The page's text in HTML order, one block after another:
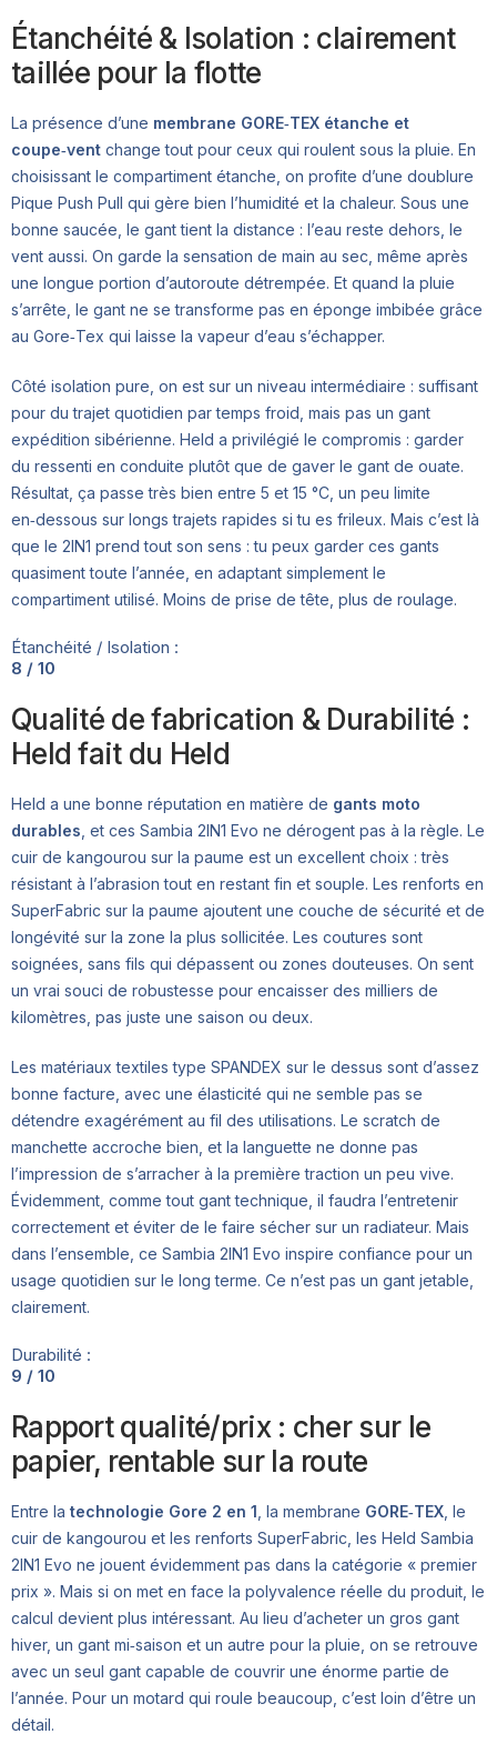
Étanchéité & Isolation : clairement
taillée pour la flotte
La présence d’une membrane GORE‑TEX étanche et
coupe‑vent change tout pour ceux qui roulent sous la pluie. En
choisissant le compartiment étanche, on profite d’une doublure
Pique Push Pull qui gère bien l’humidité et la chaleur. Sous une
bonne saucée, le gant tient la distance : l’eau reste dehors, le
vent aussi. On garde la sensation de main au sec, même après
une longue portion d’autoroute détrempée. Et quand la pluie
s’arrête, le gant ne se transforme pas en éponge imbibée grâce
au Gore‑Tex qui laisse la vapeur d’eau s’échapper.
Côté isolation pure, on est sur un niveau intermédiaire : suffisant
pour du trajet quotidien par temps froid, mais pas un gant
expédition sibérienne. Held a privilégié le compromis : garder
du ressenti en conduite plutôt que de gaver le gant de ouate.
Résultat, ça passe très bien entre 5 et 15 °C, un peu limite
en‑dessous sur longs trajets rapides si tu es frileux. Mais c’est là
que le 2IN1 prend tout son sens : tu peux garder ces gants
quasiment toute l’année, en adaptant simplement le
compartiment utilisé. Moins de prise de tête, plus de roulage.
Étanchéité / Isolation :
8 / 10
Qualité de fabrication & Durabilité :
Held fait du Held
Held a une bonne réputation en matière de gants moto
durables , et ces Sambia 2IN1 Evo ne dérogent pas à la règle. Le
cuir de kangourou sur la paume est un excellent choix : très
résistant à l’abrasion tout en restant fin et souple. Les renforts en
SuperFabric sur la paume ajoutent une couche de sécurité et de
longévité sur la zone la plus sollicitée. Les coutures sont
soignées, sans fils qui dépassent ou zones douteuses. On sent
un vrai souci de robustesse pour encaisser des milliers de
kilomètres, pas juste une saison ou deux.
Les matériaux textiles type SPANDEX sur le dessus sont d’assez
bonne facture, avec une élasticité qui ne semble pas se
détendre exagérément au fil des utilisations. Le scratch de
manchette accroche bien, et la languette ne donne pas
l’impression de s’arracher à la première traction un peu vive.
Évidemment, comme tout gant technique, il faudra l’entretenir
correctement et éviter de le faire sécher sur un radiateur. Mais
dans l’ensemble, ce Sambia 2IN1 Evo inspire confiance pour un
usage quotidien sur le long terme. Ce n’est pas un gant jetable,
clairement.
Durabilité :
9 / 10
Rapport qualité/prix : cher sur le
papier, rentable sur la route
Entre la technologie Gore 2 en 1 , la membrane GORE‑TEX , le
cuir de kangourou et les renforts SuperFabric, les Held Sambia
2IN1 Evo ne jouent évidemment pas dans la catégorie « premier
prix ». Mais si on met en face la polyvalence réelle du produit, le
calcul devient plus intéressant. Au lieu d’acheter un gros gant
hiver, un gant mi‑saison et un autre pour la pluie, on se retrouve
avec un seul gant capable de couvrir une énorme partie de
l’année. Pour un motard qui roule beaucoup, c’est loin d’être un
détail.